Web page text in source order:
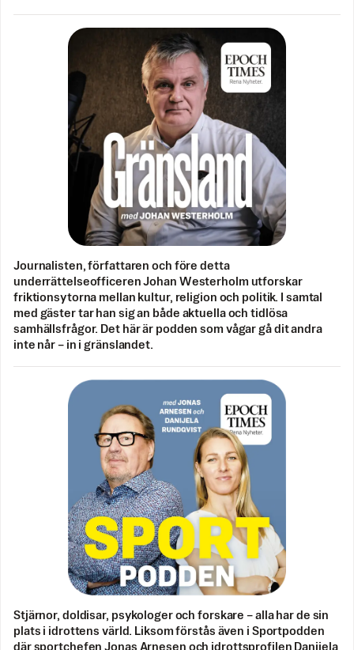
Journalisten, författaren och före detta
underrättelseofficeren Johan Westerholm utforskar
friktionsytorna mellan kultur, religion och politik. I samtal
med gäster tar han sig an både aktuella och tidlösa
samhällsfrågor. Det här är podden som vågar gå dit andra
inte når – in i gränslandet.
Stjärnor, doldisar, psykologer och forskare – alla har de sin
plats i idrottens värld. Liksom förstås även i Sportpodden
där sportchefen Jonas Arnesen och idrottsprofilen Danijela